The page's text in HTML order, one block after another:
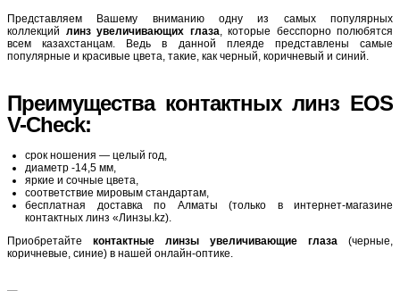
Представляем Вашему вниманию одну из самых популярных
коллекций линз увеличивающих глаза, которые бесспорно полюбятся
всем казахстанцам. Ведь в данной плеяде представлены самые
популярные и красивые цвета, такие, как черный, коричневый и синий.
Преимущества контактных линз EOS
V-Check:
срок ношения — целый год,
диаметр -14,5 мм,
яркие и сочные цвета,
соответствие мировым стандартам,
бесплатная доставка по Алматы (только в интернет-магазине
контактных линз «Линзы.kz).
Приобретайте контактные линзы увеличивающие глаза (черные,
коричневые, синие) в нашей онлайн-оптике.